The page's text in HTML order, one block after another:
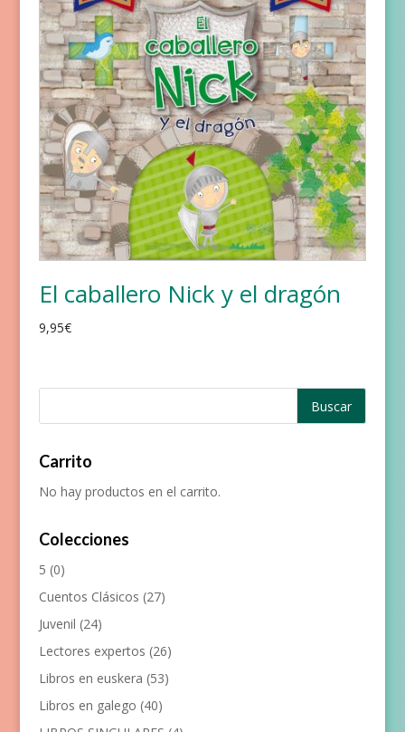
El caballero Nick y el dragón
9,95€
Carrito
No hay productos en el carrito.
Colecciones
5 (0)
Cuentos Clásicos (27)
Juvenil (24)
Lectores expertos (26)
Libros en euskera (53)
Libros en galego (40)